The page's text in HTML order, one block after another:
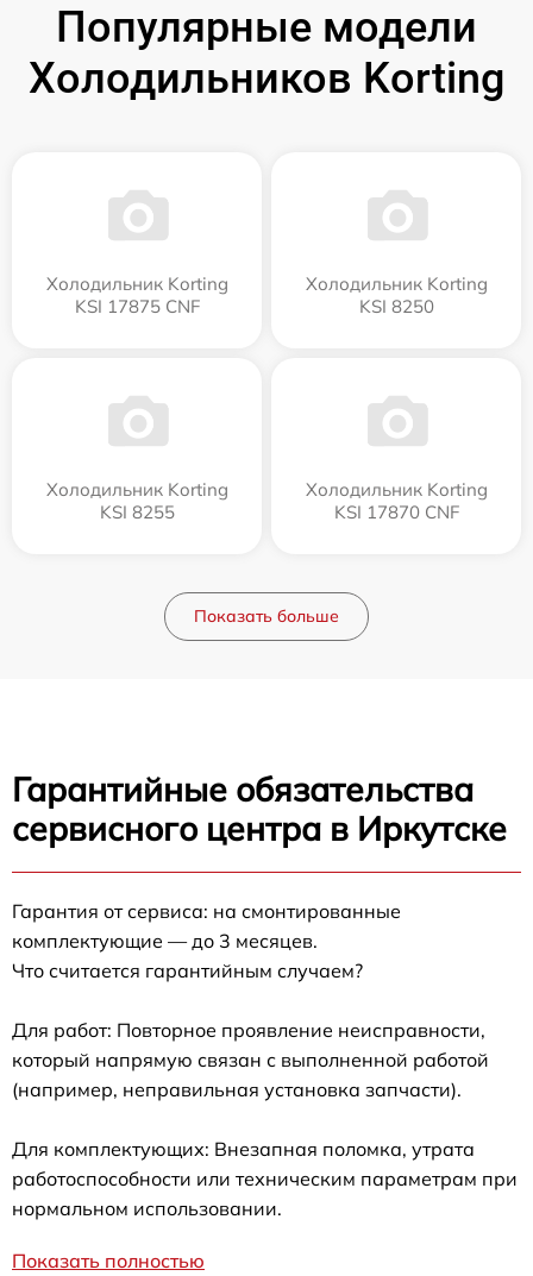
Популярные модели
Холодильников Korting
Холодильник Korting
KSI 17875 CNF
Холодильник Korting
KSI 8250
Холодильник Korting
KSI 8255
Холодильник Korting
KSI 17870 CNF
Показать больше
Гарантийные обязательства
сервисного центра в Иркутске
Гарантия от сервиса: на смонтированные
комплектующие — до 3 месяцев.
Что считается гарантийным случаем?
Для работ: Повторное проявление неисправности,
который напрямую связан с выполненной работой
(например, неправильная установка запчасти).
Для комплектующих: Внезапная поломка, утрата
работоспособности или техническим параметрам при
нормальном использовании.
Показать полностью